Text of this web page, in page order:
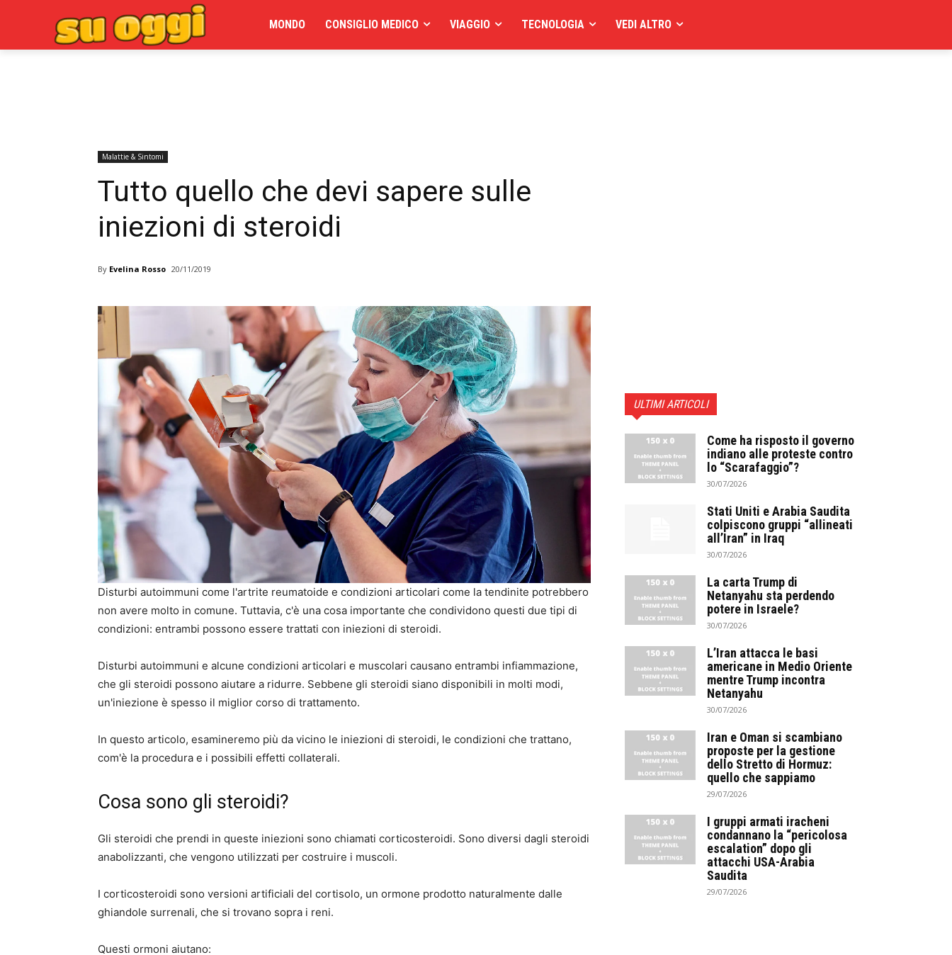
MONDO CONSIGLIO MEDICO VIAGGIO TECNOLOGIA VEDI ALTRO
Malattie & Sintomi
Tutto quello che devi sapere sulle
iniezioni di steroidi
By Evelina Rosso 20/11/2019
Disturbi autoimmuni come l'artrite reumatoide e condizioni articolari come la tendinite potrebbero
non avere molto in comune. Tuttavia, c'è una cosa importante che condividono questi due tipi di
condizioni: entrambi possono essere trattati con iniezioni di steroidi.
Disturbi autoimmuni e alcune condizioni articolari e muscolari causano entrambi infiammazione,
che gli steroidi possono aiutare a ridurre. Sebbene gli steroidi siano disponibili in molti modi,
un'iniezione è spesso il miglior corso di trattamento.
In questo articolo, esamineremo più da vicino le iniezioni di steroidi, le condizioni che trattano,
com'è la procedura e i possibili effetti collaterali.
Cosa sono gli steroidi?
Gli steroidi che prendi in queste iniezioni sono chiamati corticosteroidi. Sono diversi dagli steroidi
anabolizzanti, che vengono utilizzati per costruire i muscoli.
I corticosteroidi sono versioni artificiali del cortisolo, un ormone prodotto naturalmente dalle
ghiandole surrenali, che si trovano sopra i reni.
Questi ormoni aiutano:
ULTIMI ARTICOLI
Come ha risposto il governo
indiano alle proteste contro
lo “Scarafaggio”?
30/07/2026
Stati Uniti e Arabia Saudita
colpiscono gruppi “allineati
all’Iran” in Iraq
30/07/2026
La carta Trump di
Netanyahu sta perdendo
potere in Israele?
30/07/2026
L’Iran attacca le basi
americane in Medio Oriente
mentre Trump incontra
Netanyahu
30/07/2026
Iran e Oman si scambiano
proposte per la gestione
dello Stretto di Hormuz:
quello che sappiamo
29/07/2026
I gruppi armati iracheni
condannano la “pericolosa
escalation” dopo gli
attacchi USA-Arabia
Saudita
29/07/2026